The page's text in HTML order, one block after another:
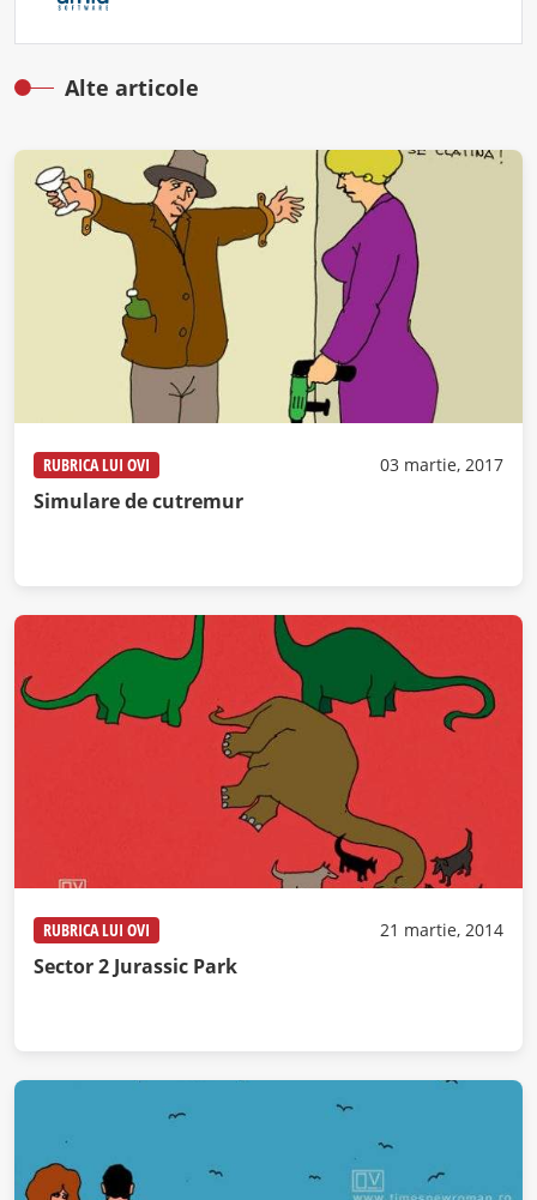
Alte articole
RUBRICA LUI OVI 03 martie, 2017
Simulare de cutremur
RUBRICA LUI OVI 21 martie, 2014
Sector 2 Jurassic Park